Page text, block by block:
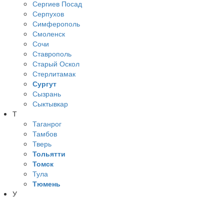
Сергиев Посад
Серпухов
Симферополь
Смоленск
Сочи
Ставрополь
Старый Оскол
Стерлитамак
Сургут
Сызрань
Сыктывкар
Т
Таганрог
Тамбов
Тверь
Тольятти
Томск
Тула
Тюмень
У